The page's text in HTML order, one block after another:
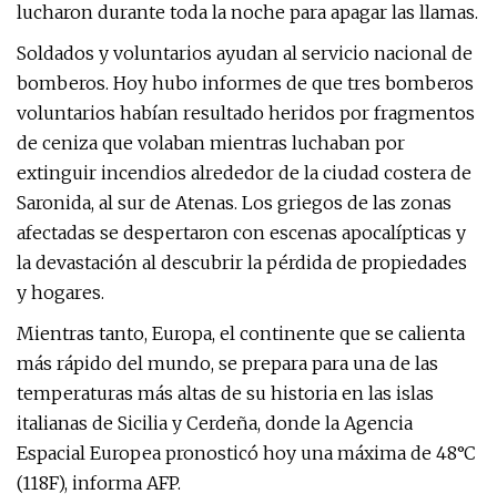
lucharon durante toda la noche para apagar las llamas.
Soldados y voluntarios ayudan al servicio nacional de
bomberos. Hoy hubo informes de que tres bomberos
voluntarios habían resultado heridos por fragmentos
de ceniza que volaban mientras luchaban por
extinguir incendios alrededor de la ciudad costera de
Saronida, al sur de Atenas. Los griegos de las zonas
afectadas se despertaron con escenas apocalípticas y
la devastación al descubrir la pérdida de propiedades
y hogares.
Mientras tanto, Europa, el continente que se calienta
más rápido del mundo, se prepara para una de las
temperaturas más altas de su historia en las islas
italianas de Sicilia y Cerdeña, donde la Agencia
Espacial Europea pronosticó hoy una máxima de 48°C
(118F), informa AFP.